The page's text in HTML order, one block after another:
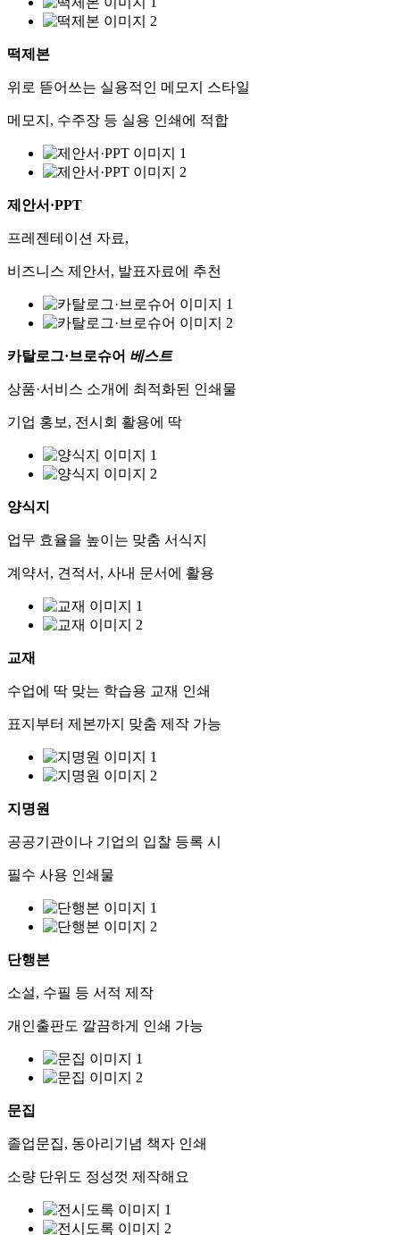
떡제본
위로 뜯어쓰는 실용적인 메모지 스타일
메모지, 수주장 등 실용 인쇄에 적합
제안서·PPT
프레젠테이션 자료,
비즈니스 제안서, 발표자료에 추천
카탈로그·브로슈어 베스트
상품·서비스 소개에 최적화된 인쇄물
기업 홍보, 전시회 활용에 딱
양식지
업무 효율을 높이는 맞춤 서식지
계약서, 견적서, 사내 문서에 활용
교재
수업에 딱 맞는 학습용 교재 인쇄
표지부터 제본까지 맞춤 제작 가능
지명원
공공기관이나 기업의 입찰 등록 시
필수 사용 인쇄물
단행본
소설, 수필 등 서적 제작
개인출판도 깔끔하게 인쇄 가능
문집
졸업문집, 동아리기념 책자 인쇄
소량 단위도 정성껏 제작해요